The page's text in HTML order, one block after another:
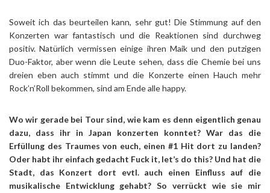
Soweit ich das beurteilen kann, sehr gut! Die Stimmung auf den
Konzerten war fantastisch und die Reaktionen sind durchweg
positiv. Natürlich vermissen einige ihren Maik und den putzigen
Duo-Faktor, aber wenn die Leute sehen, dass die Chemie bei uns
dreien eben auch stimmt und die Konzerte einen Hauch mehr
Rock’n’Roll bekommen, sind am Ende alle happy.
Wo wir gerade bei Tour sind, wie kam es denn eigentlich genau
dazu, dass ihr in Japan konzerten konntet? War das die
Erfüllung des Traumes von euch, einen #1 Hit dort zu landen?
Oder habt ihr einfach gedacht Fuck it, let’s do this? Und hat die
Stadt, das Konzert dort evtl. auch einen Einfluss auf die
musikalische Entwicklung gehabt? So verrückt wie sie mir